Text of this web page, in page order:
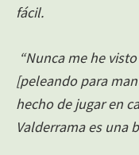
fácil.
“Nunca me he
[peleando para
hecho de jugar en
Valderrama es una